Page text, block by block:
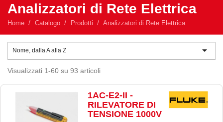
Analizzatori di Rete Elettrica
Home Catalogo Prodotti Analizzatori di Rete Elettrica
Nome, dalla A alla Z 
Visualizzati 1-60 su 93 articoli
1AC-E2-II -
RILEVATORE DI
TENSIONE 1000V